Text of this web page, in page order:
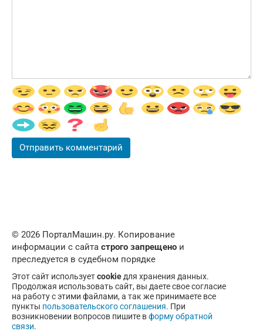
© 2026 ПорталМашин.ру. Копирование
информации с сайта строго запрещено и
преследуется в судебном порядке
Этот сайт используетcookie для хранения данных.
Продолжая использовать сайт, вы даете свое согласие
на работу с этими файлами, а так же принимаете все
пункты пользовательского соглашения. При
возникновении вопросов пишите вформу обратной
связи.